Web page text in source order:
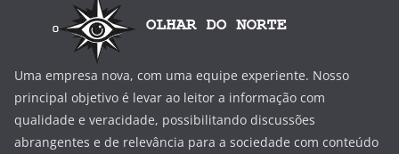
Uma empresa nova, com uma equipe experiente. Nosso
principal objetivo é levar ao leitor a informação com
qualidade e veracidade, possibilitando discussões
abrangentes e de relevância para a sociedade com conteúdo